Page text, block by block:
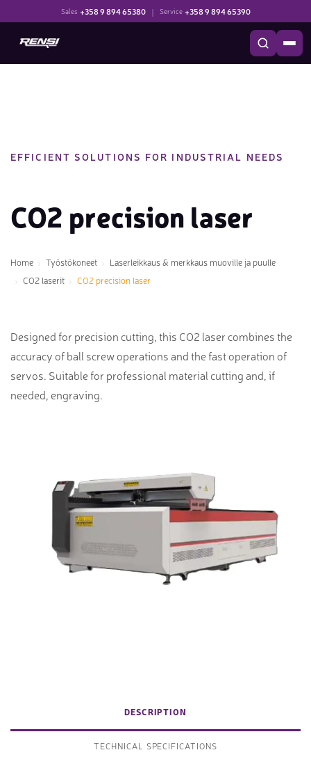
Sales +358 9 894 65380 | Service +358 9 894 65390
EFFICIENT SOLUTIONS FOR INDUSTRIAL NEEDS
CO2 precision laser
Home Työstökoneet
Laserleikkaus & merkkaus muoville ja puulle
CO2 laserit
CO2 precision laser
Designed for precision cutting, this CO2 laser combines the
accuracy of ball screw operations and the fast operation of
servos. Suitable for professional material cutting and, if
needed, engraving.
DESCRIPTION
TECHNICAL SPECIFICATIONS